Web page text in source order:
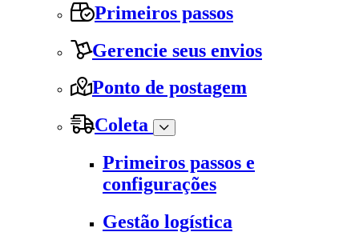
Primeiros passos
Gerencie seus envios
Ponto de postagem
Coleta
Primeiros passos e
configurações
Gestão logística